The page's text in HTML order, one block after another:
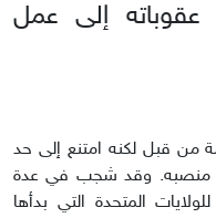
إلى عمل
من قبل لكنه امتنع إلى حد
منصبه. وقد شجب في عدة
المتحدة التي بدأها